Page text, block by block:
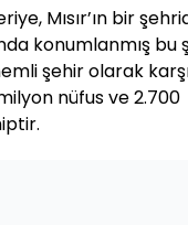
Mısır’ın bir
konumlanmış bu
şehir olarak
nüfus ve 2.700